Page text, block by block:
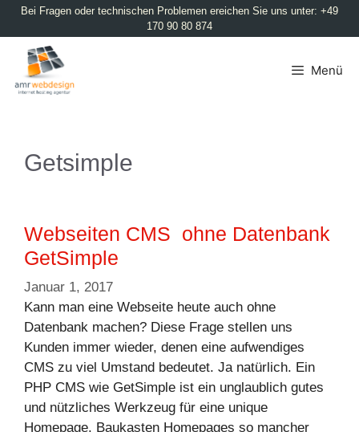
Bei Fragen oder technischen Problemen ereichen Sie uns unter: +49
170 90 80 874
Menü
Getsimple
Webseiten CMS ohne Datenbank
GetSimple
Januar 1, 2017
Kann man eine Webseite heute auch ohne
Datenbank machen? Diese Frage stellen uns
Kunden immer wieder, denen eine aufwendiges
CMS zu viel Umstand bedeutet. Ja natürlich. Ein
PHP CMS wie GetSimple ist ein unglaublich gutes
und nützliches Werkzeug für eine unique
Homepage. Baukasten Homepages so mancher